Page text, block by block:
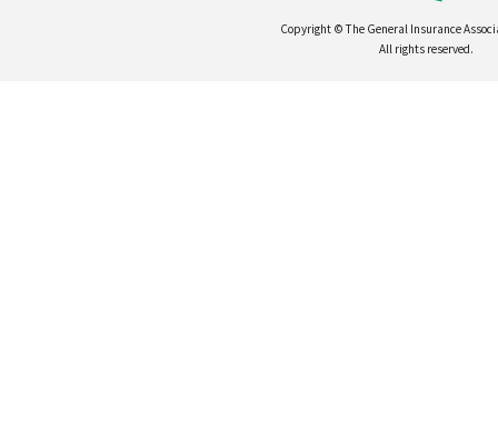
Copyright © The General Insurance
All rights reserved.